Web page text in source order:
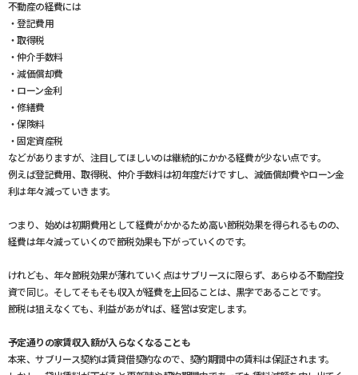
不動産の経費には
・登記費用
・取得税
・仲介手数料
・減価償却費
・ローン金利
・修繕費
・保険料
・固定資産税
などがありますが、注目してほしいのは継続的にかかる経費が少ない点です。
例えば登記費用、取得税、仲介手数料は初年度だけですし、減価償却費やローン金
利は年々減っていきます。
つまり、始めは初期費用として経費がかかるため高い節税効果を得られるものの、
経費は年々減っていくので節税効果も下がっていくのです。
けれども、年々節税効果が薄れていく点はサブリースに限らず、あらゆる不動産投
資で同じ。そしてそもそも収入が経費を上回ることは、黒字であることです。
節税は狙えなくても、利益があがれば、経営は安定します。
予定通りの家賃収入額が入らなくなることも
本来、サブリース契約は賃貸借契約なので、契約期間中の賃料は保証されます。